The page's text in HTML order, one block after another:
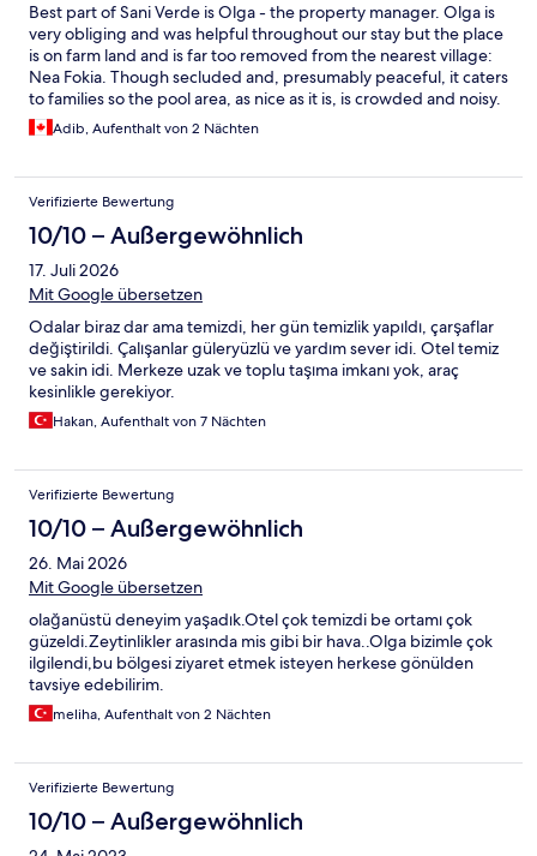
Best part of Sani Verde is Olga - the property manager. Olga is
very obliging and was helpful throughout our stay but the place
is on farm land and is far too removed from the nearest village:
Nea Fokia. Though secluded and, presumably peaceful, it caters
to families so the pool area, as nice as it is, is crowded and noisy.
The suites are built with modern quality materials but there are
design flaws that make things awkward (plus our shower head
the room is well equipped. The property is in dire need of a full
service restaurant, it’s advertised as “apartments” so it bypasses
that requirement but the word “resort” is also used so it
confuses things. Mosquitoes are unrelenting so if you want to
enjoy the stars at night cover EVERYTHING. The staff is acutely
aware of this and will help mitigate the problem with a variety of
struggles likely because the snack bar is ill equipped to serve
patrons. All in all, good for a stopover if you’re visiting Halkidiki,
or you have posh friends staying at their cottage, or the various
luxury resorts, along Sani beach, as long as you adjust your
expectations.
Adib, Aufenthalt von 2 Nächten
Verifizierte Bewertung
10/10 – Außergewöhnlich
17. Juli 2026
Mit Google übersetzen
Odalar biraz dar ama temizdi, her gün temizlik yapıldı, çarşaflar
değiştirildi. Çalışanlar güleryüzlü ve yardım sever idi. Otel temiz
ve sakin idi. Merkeze uzak ve toplu taşıma imkanı yok, araç
kesinlikle gerekiyor.
Hakan, Aufenthalt von 7 Nächten
Verifizierte Bewertung
10/10 – Außergewöhnlich
26. Mai 2026
Mit Google übersetzen
olağanüstü deneyim yaşadık.Otel çok temizdi be ortamı çok
güzeldi.Zeytinlikler arasında mis gibi bir hava..Olga bizimle çok
ilgilendi,bu bölgesi ziyaret etmek isteyen herkese gönülden
tavsiye edebilirim.
meliha, Aufenthalt von 2 Nächten
Verifizierte Bewertung
10/10 – Außergewöhnlich